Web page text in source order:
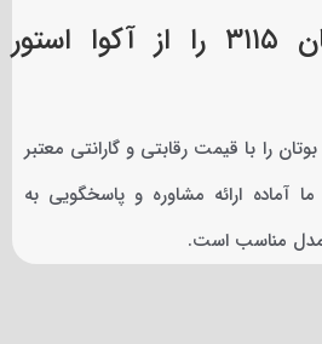
چرا آبگرمکن بوتان ۳۱۱۵ را از آکوا استور
را با قیمت رقابتی و گارانتی معتبر
ارائه مشاوره و پاسخگویی به
مدل مناسب است.